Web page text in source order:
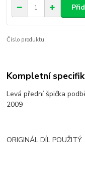
Číslo produktu:
Kompletní
Levá přední špička
2009
ORIGINÁL DÍL POUŽITÝ